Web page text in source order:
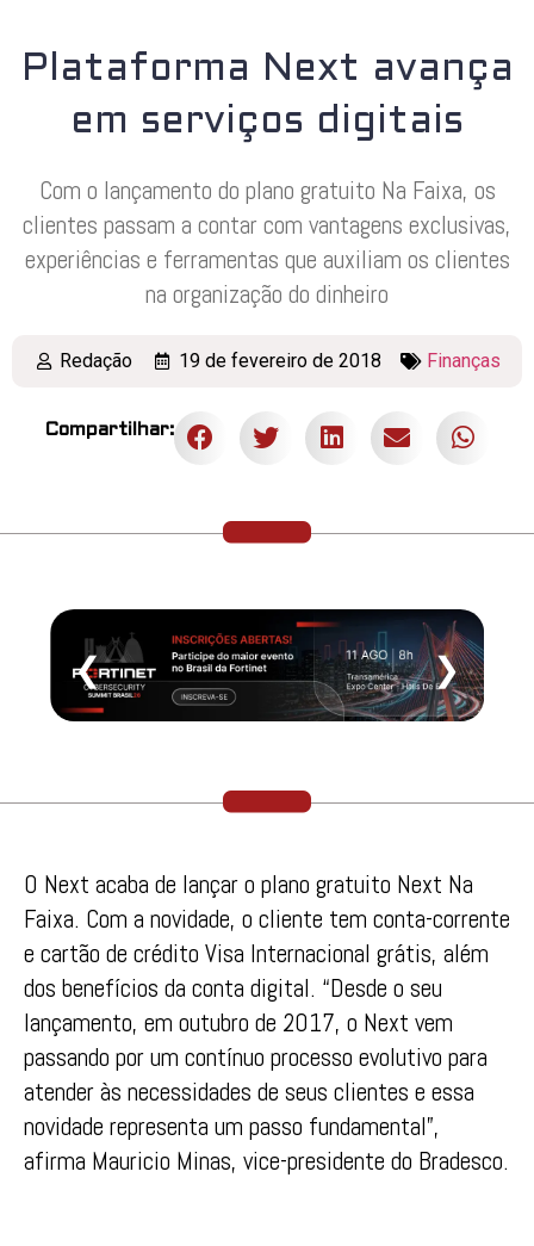
Plataforma Next avança
em serviços digitais
Com o lançamento do plano gratuito Na Faixa, os
clientes passam a contar com vantagens exclusivas,
experiências e ferramentas que auxiliam os clientes
na organização do dinheiro
Redação 19 de fevereiro de 2018 Finanças
Compartilhar:
❮ ❯
O Next acaba de lançar o plano gratuito Next Na
Faixa. Com a novidade, o cliente tem conta-corrente
e cartão de crédito Visa Internacional grátis, além
dos benefícios da conta digital. “Desde o seu
lançamento, em outubro de 2017, o Next vem
passando por um contínuo processo evolutivo para
atender às necessidades de seus clientes e essa
novidade representa um passo fundamental”,
afirma Mauricio Minas, vice-presidente do Bradesco.